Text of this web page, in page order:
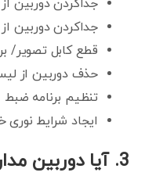
جداکردن دوربین
جداکردن دوربین
قطع کابل تصویر/
حذف دوربین از
تنظیم برنامه ضبط
ایجاد شرایط
3. آیا دوربین مداربسته روشن است؟